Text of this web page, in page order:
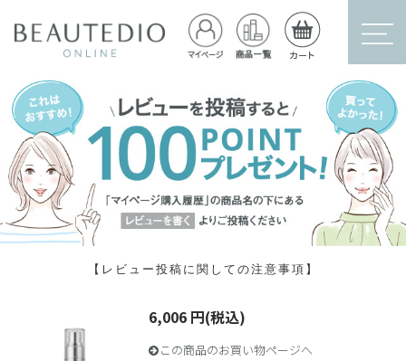
【レビュー投稿に関しての注意事項】
6,006 円(税込)
この商品のお買い物ページへ